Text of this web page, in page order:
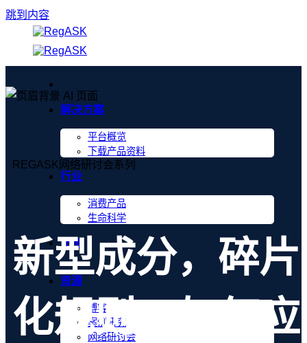
跳到内容
解决方案
平台概览
下载产品资料
行业
消费产品
生命科学
安全
资源
博客
案例研究
网络研讨会
REGASK网络研讨会系列
新型成分，碎片
化规则：如何应